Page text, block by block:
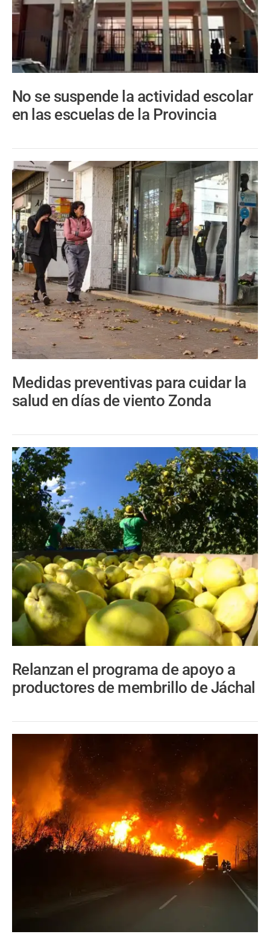
No se suspende la actividad escolar
en las escuelas de la Provincia
Medidas preventivas para cuidar la
salud en días de viento Zonda
Relanzan el programa de apoyo a
productores de membrillo de Jáchal